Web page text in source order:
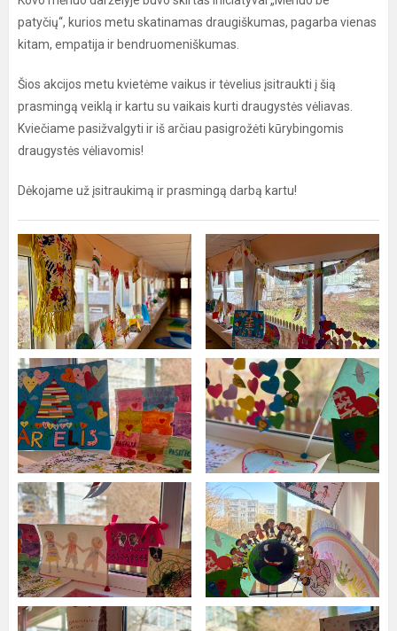
patyčių“, kurios metu skatinamas draugiškumas, pagarba vienas
kitam, empatija ir bendruomeniškumas.
Šios akcijos metu kvietėme vaikus ir tėvelius įsitraukti į šią
prasmingą veiklą ir kartu su vaikais kurti draugystės vėliavas.
Kviečiame pasižvalgyti ir iš arčiau pasigrožėti kūrybingomis
draugystės vėliavomis!
Dėkojame už įsitraukimą ir prasmingą darbą kartu!